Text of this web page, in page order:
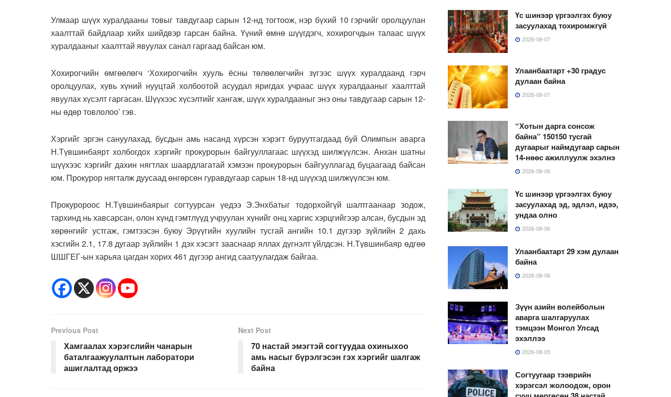
Улмаар шүүх хуралдааны товыг тавдугаар сарын 12-нд тогтоож, нэр бүхий 10 гэрчийг оролцуулан
хаалттай байдлаар хийх шийдвэр гарсан байна. Үүний өмнө шүүгдэгч, хохирогчдын талаас шүүх
хуралдааныг хаалттай явуулах санал гаргаад байсан юм.
Хохирогчийн өмгөөлөгч ‘Хохирогчийн хууль ёсны төлөөлөгчийн зүгээс шүүх хуралдаанд гэрч
оролцуулах, хувь хүний нууцтай холбоотой асуудал яригдах учраас шүүх хуралдааныг хаалттай
явуулах хүсэлт гаргасан. Шүүхээс хүсэлтийг хангаж, шүүх хуралдааныг энэ оны тавдугаар сарын 12-
ны өдөр товлолоо’ гэв.
Хэргийг эргэн сануулахад, бусдын амь насанд хүрсэн хэрэгт буруутгагдаад буй Олимпын аварга
Н.Түвшинбаярт холбогдох хэргийг прокурорын байгууллагаас шүүхэд шилжүүлсэн. Анхан шатны
шүүхээс хэргийг дахин нягтлах шаардлагатай хэмээн прокурорын байгууллагад буцаагаад байсан
юм. Прокурор нягталж дуусаад өнгөрсөн гуравдугаар сарын 18-нд шүүхэд шилжүүлсэн юм.
Прокуророос Н.Түвшинбаярыг согтуурсан үедээ Э.Энхбатыг тодорхойгүй шалтгаанаар зодож,
тархинд нь хавсарсан, олон хүнд гэмтлүүд учруулан хүнийг онц харгис хэрцгийгээр алсан, бусдын эд
хөрөнгийг устгаж, гэмтээсэн буюу Эрүүгийн хуулийн тусгай ангийн 10.1 дүгээр зүйлийн 2 дахь
хэсгийн 2.1, 17.8 дугаар зүйлийн 1 дэх хэсэгт зааснаар яллах дүгнэлт үйлдсэн. Н.Түвшинбаяр өдгөө
ШШГЕГ-ын харьяа цагдан хорих 461 дүгээр ангид саатуулагдаж байгаа.
Previous Post
Хамгаалах хэрэгслийн чанарын
баталгаажуулалтын лаборатори
ашиглалтад оржээ
Next Post
70 настай эмэгтэй coгтyyдаа охиныхоо
амь насыг бүрэлгэсэн гэх хэргийг шалгаж
байна
Үс шинээр үргээлгэх буюу
засуулахад тохиромжгүй
2026-08-07
Улаанбаатарт +30 градус
дулаан байна
2026-08-07
“Хотын дарга сонсож
байна” 150150 тусгай
дугаарыг наймдугаар сарын
14-нөөс ажиллуулж эхэлнэ
2026-08-06
Үс шинээр үргээлгэх буюу
засуулахад эд, эдлэл, идээ,
ундаа олно
2026-08-06
Улаанбаатарт 29 хэм дулаан
байна
2026-08-06
Зүүн азийн волейболын
аварга шалгаруулах
тэмцээн Монгол Улсад
эхэллээ
2026-08-05
Согтуугаар тээврийн
хэрэгсэл жолоодож, орон